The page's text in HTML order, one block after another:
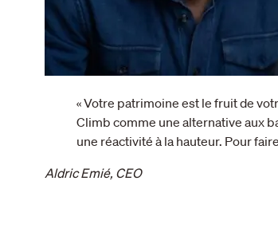
« Votre patrimoine est le fruit de
Climb comme une alternative aux
une réactivité à la hauteur. Pour
Aldric Emié, CEO